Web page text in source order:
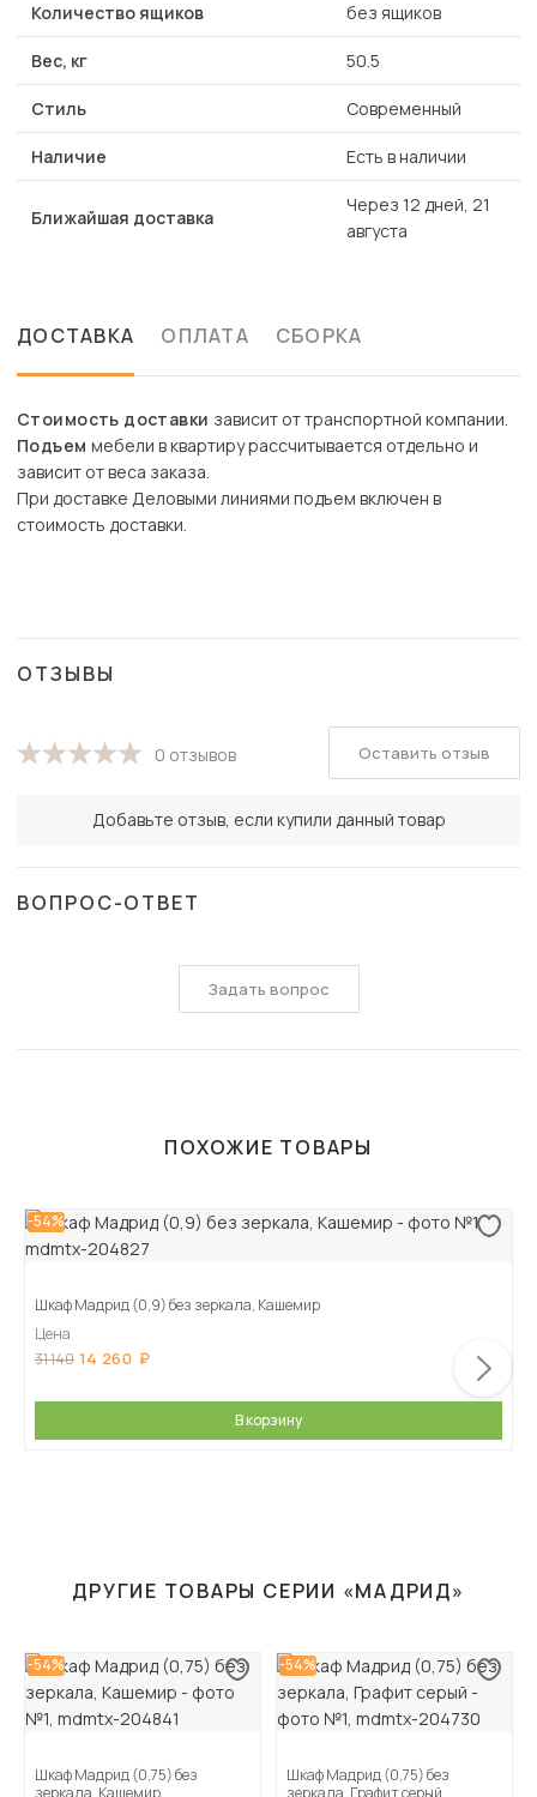
Количество ящиков без ящиков
Вес, кг 50.5
Стиль Современный
Наличие Есть в наличии
Ближайшая доставка
Через 12 дней, 21
августа
ДОСТАВКА ОПЛАТА СБОРКА
Стоимость доставки зависит от транспортной компании.
Подъем мебели в квартиру рассчитывается отдельно и
зависит от веса заказа.
При доставке Деловыми линиями подъем включен в
стоимость доставки.
ОТЗЫВЫ
0 отзывов
Добавьте отзыв, если купили данный товар
Оставить отзыв
ВОПРОС-ОТВЕТ
Задать вопрос
ПОХОЖИЕ ТОВАРЫ
-54%
Шкаф Мадрид (0,9) без зеркала, Кашемир
Цена
31 140 14 260
В корзину
ДРУГИЕ ТОВАРЫ СЕРИИ «МАДРИД»
-54%
Шкаф Мадрид (0,75) без
зеркала, Кашемир
-54%
Шкаф Мадрид (0,75) без
зеркала, Графит серый